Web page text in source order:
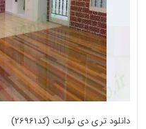
دانلود تری دی توالت (کد26961)